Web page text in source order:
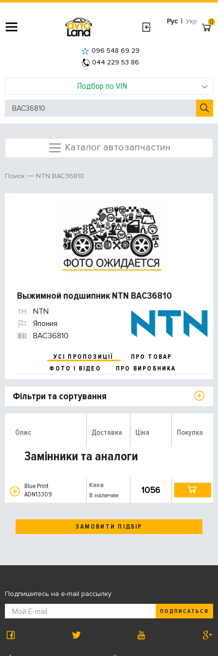
Рус | Укр
Подбор по VIN
096 548 69 29
044 229 53 86
0
Каталог автозапчастин
Поиск NTN BAC36810
Выжимной подшипник NTN BAC36810
NTN
Япония
BAC36810
УСІ ПРОПОЗИЦІЇ
ПРО ТОВАР
ФОТО І ВІДЕО
ПРО ВИРОБНИКА
Фільтри та сортування
Опис Доставка Ціна Покупка
Замінники та аналоги
Blue Print
ADN13309
Киев
В наличии
1056
ЗАМОВИТИ ПІДБІР
Подпишитесь на e-mail рассылку
ПОДПИСАТЬСЯ